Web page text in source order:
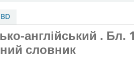
англійський . Бл.
словник